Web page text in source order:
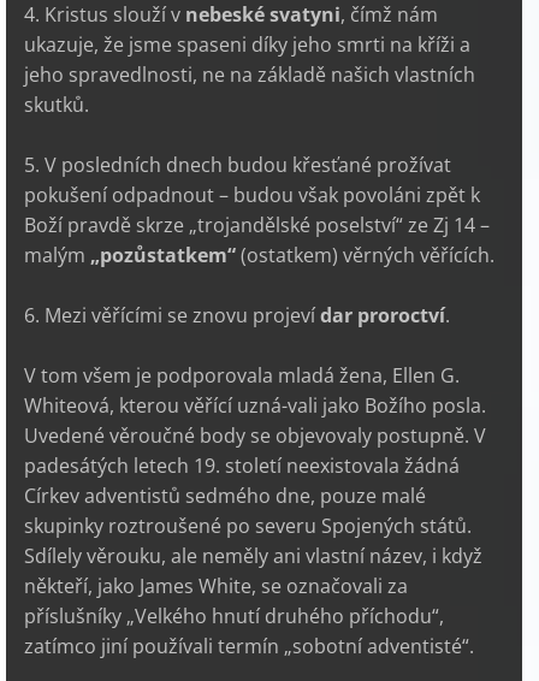
4. Kristus slouží v nebeské svatyni, čímž nám
ukazuje, že jsme spaseni díky jeho smrti na kříži a
jeho spravedlnosti, ne na základě našich vlastních
skutků.
5. V posledních dnech budou křesťané prožívat
pokušení odpadnout – budou však povoláni zpět k
Boží pravdě skrze „trojandělské poselství“ ze Zj 14 –
malým „pozůstatkem“(ostatkem) věrných věřících.
6. Mezi věřícími se znovu projevídar proroctví.
V tom všem je podporovala mladá žena, Ellen G.
Whiteová, kterou věřící uzná-vali jako Božího posla.
Uvedené věroučné body se objevovaly postupně. V
padesátých letech 19. století neexistovala žádná
Církev adventistů sedmého dne, pouze malé
skupinky roztroušené po severu Spojených států.
Sdílely věrouku, ale neměly ani vlastní název, i když
někteří, jako James White, se označovali za
příslušníky „Velkého hnutí druhého příchodu“,
zatímco jiní používali termín „sobotní adventisté“.